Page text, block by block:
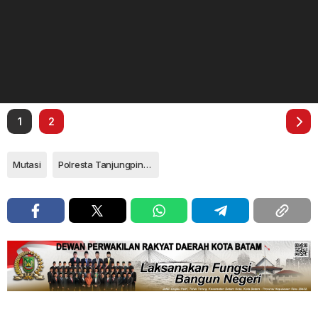
1 2
Mutasi Polresta Tanjungpinang